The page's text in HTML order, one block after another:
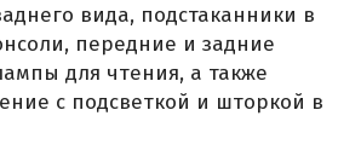
вида, подстаканники в
передние и задние
для чтения, а также
с подсветкой и шторкой в